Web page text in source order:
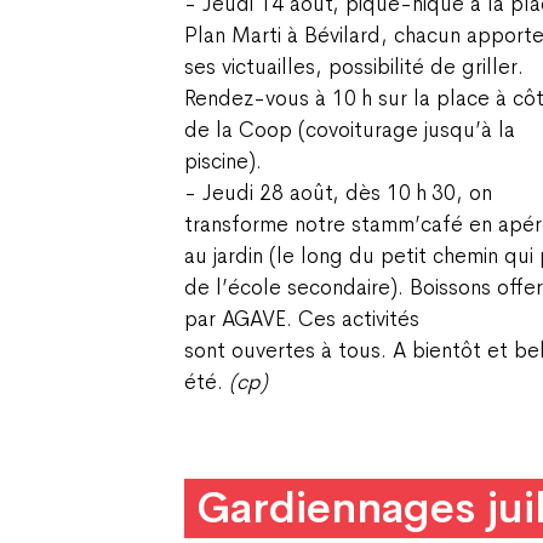
Plan Marti à Bévilard, chacun apporte
ses victuailles, possibilité de griller.
Rendez-vous à 10 h sur la place à
de la Coop (covoiturage jusqu’à la
piscine).
- Jeudi 28 août, dès 10 h 30, on
transforme notre stamm’café en
au jardin (le long du petit chemin qui
de l’école secondaire). Boissons
par AGAVE. Ces activités
sont ouvertes à tous. A bientôt et bel
été. (cp)
Gardiennages